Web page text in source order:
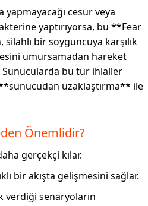
cesur veya
yaptırıyorsa, bu **Fear
silahlı bir soyguncuya karşılık
umursamadan hareket
Sunucularda bu tür ihlaller
uzaklaştırma** ile
Önemlidir?
gerçekçi kılar.
bir akışta gelişmesini sağlar.
verdiği senaryoların